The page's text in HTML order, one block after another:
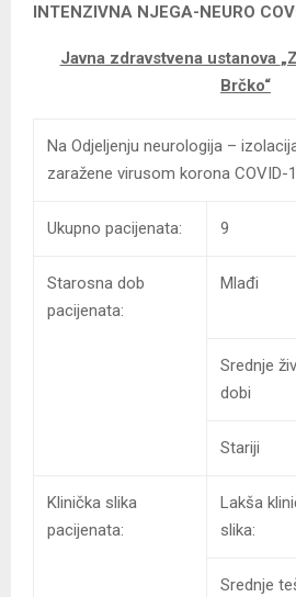
INTENZIVNA NJEGA-NEURO
Javna zdravstvena ustanova
Brčko“
Na Odjeljenju neurologija –
zaražene virusom korona COVID-
Ukupno pacijenata: 9
Starosna dob
pacijenata:
Mlađi
Srednje
dobi
Stariji
Klinička slika
pacijenata:
Lakša
slika:
Srednje